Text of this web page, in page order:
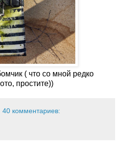
( что со мной редко
простите))
40 комментариев: